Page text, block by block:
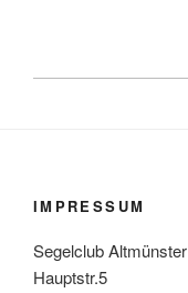
IMPRESSUM
Segelclub Altmünster
Hauptstr.5